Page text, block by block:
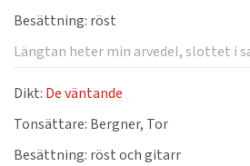
Besättning: röst
Längtan heter min arvedel, slottet i
Dikt: De väntande
Tonsättare: Bergner, Tor
Besättning: röst och gitarr